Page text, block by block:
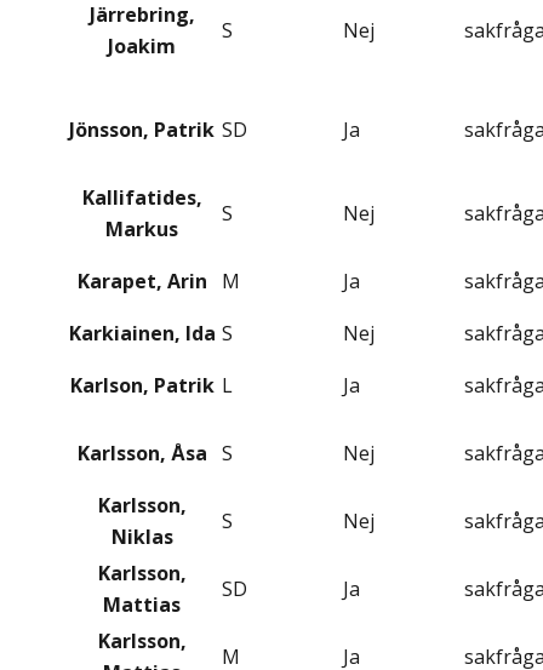
Järrebring,
Joakim
S Nej
Jönsson, Patrik SD Ja
Kallifatides,
Markus
S Nej
Karapet, Arin M Ja
Karkiainen, Ida S Nej
Karlson, Patrik L Ja
Karlsson, Åsa S Nej
Karlsson,
Niklas
S Nej
Karlsson,
Mattias
SD Ja
Karlsson,
M Ja